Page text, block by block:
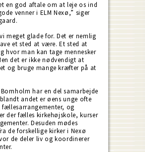
en god aftale om at leje os ind
venner i ELM Nexø,” siger
meget glade for. Det er nemlig
et sted at være. Et sted at
hvor man kan tage mennesker
det er ikke nødvendigt at
og bruge mange kræfter på at
Bornholm har en del samarbejde
andet er øens unge ofte
og
der fælles kirkehøjskole, kurser
Desuden mødes
de forskellige kirker i Nexø
de deler liv og koordinerer